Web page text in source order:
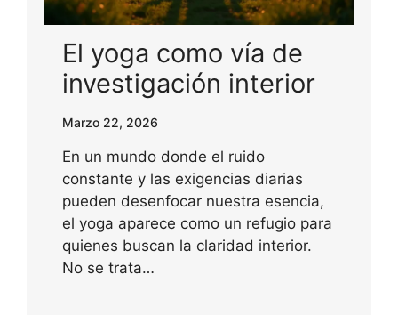
El yoga como vía de
investigación interior
Marzo 22, 2026
En un mundo donde el ruido
constante y las exigencias diarias
pueden desenfocar nuestra esencia,
el yoga aparece como un refugio para
quienes buscan la claridad interior.
No se trata…